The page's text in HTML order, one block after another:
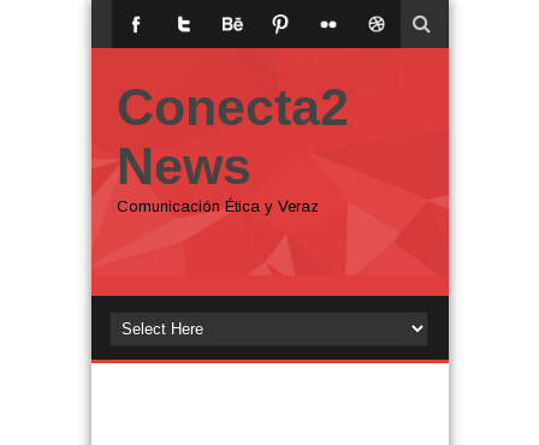
Conecta2
News
Comunicación Ética y Veraz